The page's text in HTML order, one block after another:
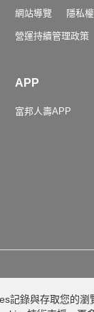
網站導覽 隱私
營運持續管理政策
APP
富邦人壽APP
記錄與存取您的瀏